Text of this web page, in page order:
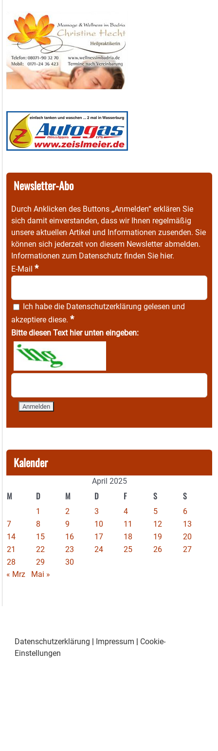
Newsletter-Abo
Durch Anklicken des Buttons „Anmelden“ erklären Sie
sich damit einverstanden, dass wir Ihnen regelmäßig
unsere aktuellen Artikel und Informationen zusenden. Sie
können sich jederzeit von diesem Newsletter abmelden.
Informationen zum Datenschutz finden Sie hier.
E-Mail *
Ich habe die Datenschutzerklärung gelesen und
akzeptiere diese. *
Bitte diesen Text hier unten eingeben:
Kalender
April 2025
M D M D F S S
1 2 3 4 5
6
7
8 9 10 11 12
13
14
15 16 17 18 19
20
21
22 23 24 25 26
27
28
29
30
« Mrz
Mai »
Datenschutzerklärung | Impressum | Cookie-
Einstellungen